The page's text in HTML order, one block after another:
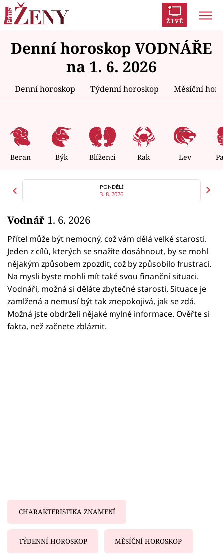
ŽIVĚ
Trendy: Polabí Inspekce Prostřeno!
AYTO?
Zrádci Proměny
Témata
Celebrity
Seriály
Horoskopy
Sledujte prima+
Filmový festival Karlovy Vary
Pořady
Mámy sobě
Denní horoskop VODNÁŘE
na 1. 6. 2026
Denní horoskop Týdenní horoskop Měsíční
Beran Býk Blíženci Rak Lev
PONDĚLÍ
3. 8. 2026
Vodnář 1. 6. 2026
Přítel může být nemocný, což vám dělá velké starosti.
Jeden z cílů, kterých se snažíte dosáhnout, by se mohl
nějakým způsobem zpozdit, což by způsobilo frustraci.
Na mysli byste mohli mít také svou finanční situaci.
Vodnáři, možná si děláte zbytečné starosti. Situace je
zamlžená a nemusí být tak znepokojivá, jak se zdá.
Možná jste obdrželi nějaké mylné informace. Ověřte si
fakta, než začnete zbláznit.
CHARAKTERISTIKA ZNAMENÍ
TÝDENNÍ HOROSKOP MĚSÍČNÍ HOROSKOP